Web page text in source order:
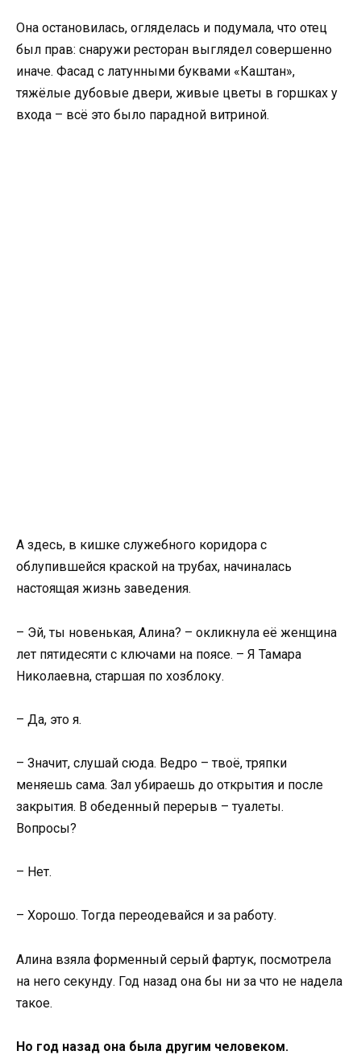
Она остановилась, огляделась и подумала, что отец
был прав: снаружи ресторан выглядел совершенно
иначе. Фасад с латунными буквами «Каштан»,
тяжёлые дубовые двери, живые цветы в горшках у
входа – всё это было парадной витриной.
А здесь, в кишке служебного коридора с
облупившейся краской на трубах, начиналась
настоящая жизнь заведения.
– Эй, ты новенькая, Алина? – окликнула её женщина
лет пятидесяти с ключами на поясе. – Я Тамара
Николаевна, старшая по хозблоку.
– Да, это я.
– Значит, слушай сюда. Ведро – твоё, тряпки
меняешь сама. Зал убираешь до открытия и после
закрытия. В обеденный перерыв – туалеты.
Вопросы?
– Нет.
– Хорошо. Тогда переодевайся и за работу.
Алина взяла форменный серый фартук, посмотрела
на него секунду. Год назад она бы ни за что не надела
такое.
Но год назад она была другим человеком.